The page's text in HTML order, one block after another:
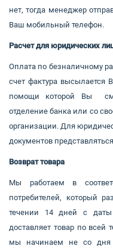
нет, тогда менеджер
Ваш мобильный телефон.
Расчет для юридических
Оплата по безналичному
счет фактура высылается
помощи которой Вы
отделение банка или со
организации. Для
документов
Возврат товара
Мы работаем в
потребителей, который
течении 14 дней с даты
доставляет товар по всей
мы начинаем не со дня